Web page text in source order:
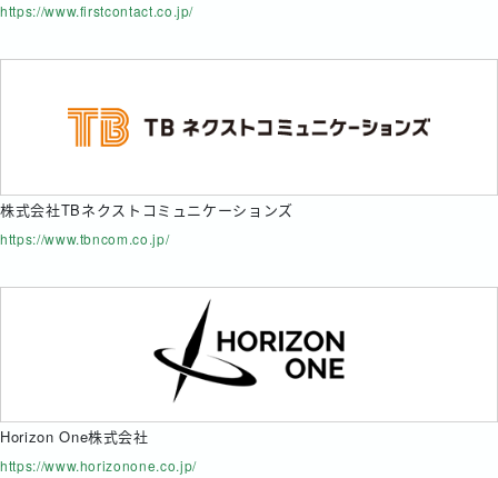
https://www.firstcontact.co.jp/
株式会社TBネクストコミュニケーションズ
https://www.tbncom.co.jp/
Horizon One株式会社
https://www.horizonone.co.jp/